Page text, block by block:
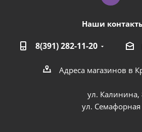
Наши
8(391) 282-11-20
Адреса магазинов в
ул. Калинина,
ул.